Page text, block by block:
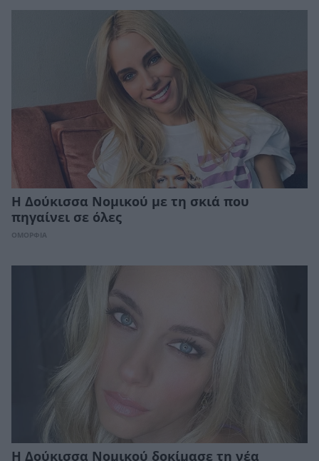
Η Δούκισσα Νομικού με τη σκιά που
πηγαίνει σε όλες
ΟΜΟΡΦΙΑ
Η Δούκισσα Νομικού δοκίμασε τη νέα